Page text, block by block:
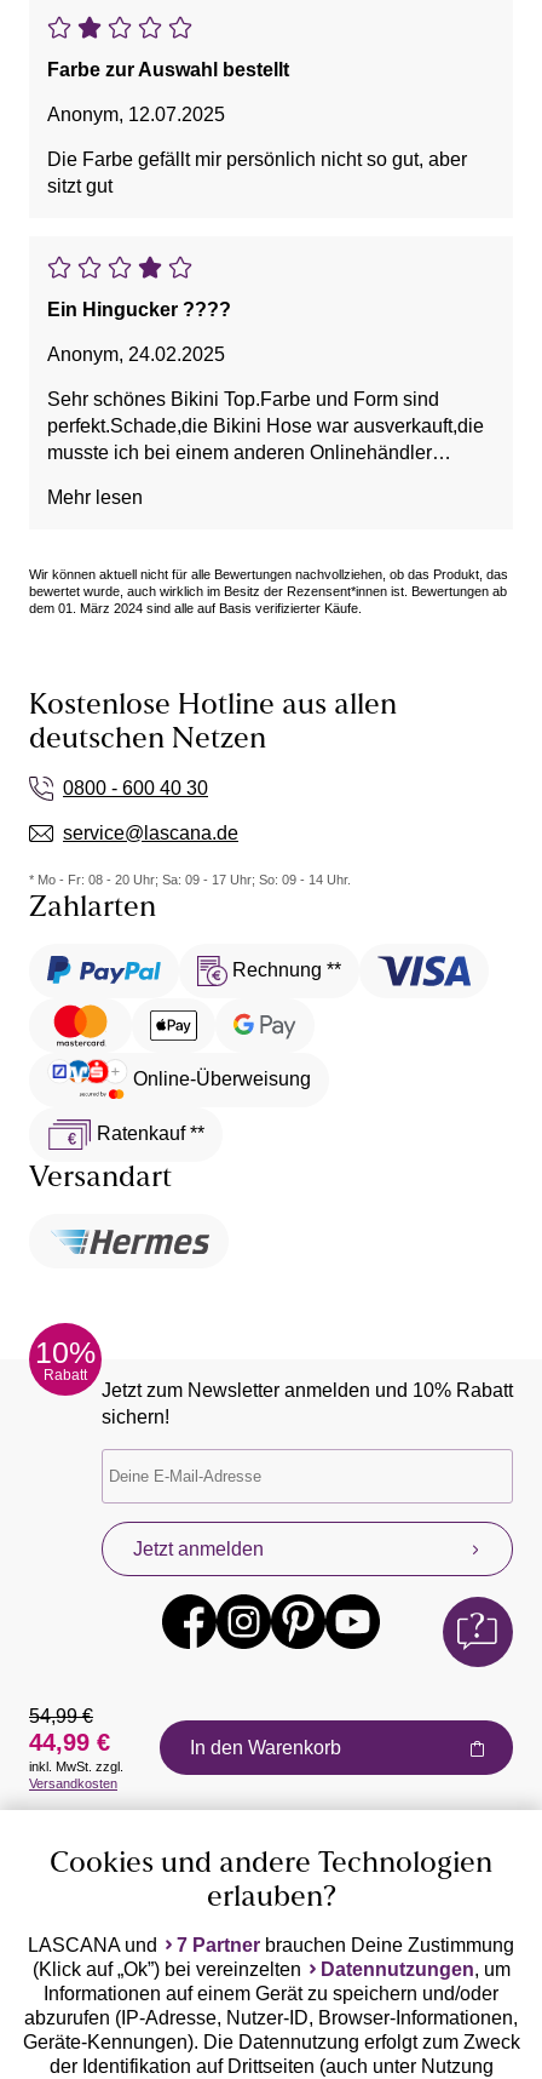
Farbe zur Auswahl bestellt
Anonym, 12.07.2025
Die Farbe gefällt mir persönlich nicht so gut, aber
sitzt gut
Ein Hingucker ????
Anonym, 24.02.2025
Sehr schönes Bikini Top.Farbe und Form sind
perfekt.Schade,die Bikini Hose war ausverkauft,die
musste ich bei einem anderen Onlinehändler
sich schon einen Kauf überlegen.
Mehr lesen
Wir können aktuell nicht für alle Bewertungen nachvollziehen, ob das Produkt, das
bewertet wurde, auch wirklich im Besitz der Rezensent*innen ist. Bewertungen ab
dem 01. März 2024 sind alle auf Basis verifizierter Käufe.
Kostenlose Hotline aus allen
deutschen Netzen
0800 - 600 40 30
service@lascana.de
* Mo - Fr: 08 - 20 Uhr; Sa: 09 - 17 Uhr; So: 09 - 14 Uhr.
Zahlarten
Rechnung **
Online-Überweisung
Ratenkauf **
Versandart
10%
Rabatt
Jetzt zum Newsletter anmelden und 10% Rabatt
sichern!
Jetzt anmelden
Auszeichnungen
Geprüfte Sicherheit
54,99 €
44,99 €
inkl. MwSt. zzgl.
Versandkosten
In den Warenkorb
Cookies und andere Technologien
erlauben?
LASCANA und 7 Partner brauchen Deine Zustimmung
(Klick auf „Ok”) bei vereinzelten
Datennutzungen, um
Informationen auf einem Gerät zu speichern und/oder
abzurufen (IP-Adresse, Nutzer-ID, Browser-Informationen,
Geräte-Kennungen). Die Datennutzung erfolgt zum Zweck
der Identifikation auf Drittseiten (auch unter Nutzung